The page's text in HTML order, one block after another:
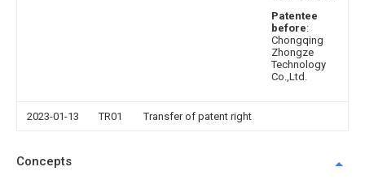
Patentee
before:
Chongqing
Zhongze
Technology
Co.,Ltd.
2023-01-13 TR01 Transfer of patent right
Concepts